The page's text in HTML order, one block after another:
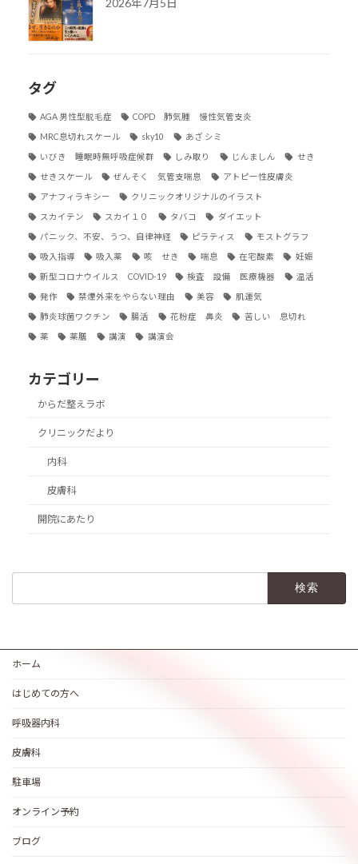
2026年7月5日
タグ
AGA 男性型脱毛症 COPD 肺気腫 慢性気管支炎
MRC息切れスケール sky10 あざ シミ
いびき 睡眠時無呼吸症候群 しみ取り じんましん せき
せきスケール ぜんそく 気管支喘息 アトピー性皮膚炎
アナフィラキシー クリニックオリジナルのイラスト
スカイテン スカイ１０ タバコ ダイエット
パニック、不安、うつ、自律神経 ピラティス モストグラフ
吸入指導 吸入薬 咳 せき 喘息 在宅酸素 妊娠
新型コロナウイルス COVID-19 検査 設備 医療機器 温活
発作 禁煙外来をやらない理由 美容 肌運気
肺炎球菌ワクチン 腸活 花粉症 鼻炎 苦しい 息切れ
薬 薬膳 講演 講演会
カテゴリー
からだ整えラボ
クリニックだより
内科
皮膚科
開院にあたり
ホーム
はじめての方へ
呼吸器内科
皮膚科
駐車場
オンライン予約
ブログ